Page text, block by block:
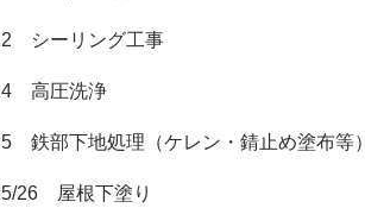
シーリング工事
高圧洗浄
鉄部下地処理（ケレン・錆止め塗布等）
26 屋根下塗り